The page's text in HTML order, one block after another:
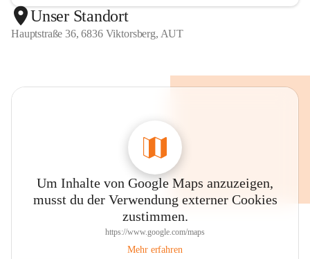
Unser Standort
Hauptstraße 36, 6836 Viktorsberg, AUT
Um Inhalte von Google Maps anzuzeigen,
musst du der Verwendung externer Cookies
zustimmen.
https://www.google.com/maps
Mehr erfahren